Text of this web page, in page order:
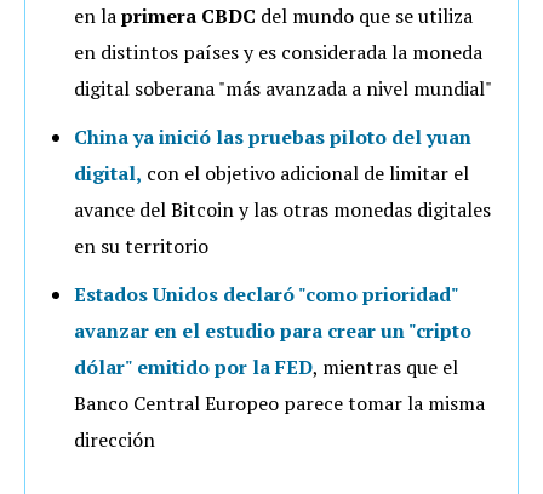
en laprimera CBDC del mundo que se utiliza
en distintos países y es considerada la moneda
digital soberana "más avanzada a nivel mundial"
China ya inició las pruebas piloto del yuan
digital, con el objetivo adicional de limitar el
avance del Bitcoin y las otras monedas digitales
en su territorio
Estados Unidos declaró "como prioridad"
avanzar en el estudio para crear un "cripto
dólar" emitido por la FED, mientras que el
Banco Central Europeo parece tomar la misma
dirección